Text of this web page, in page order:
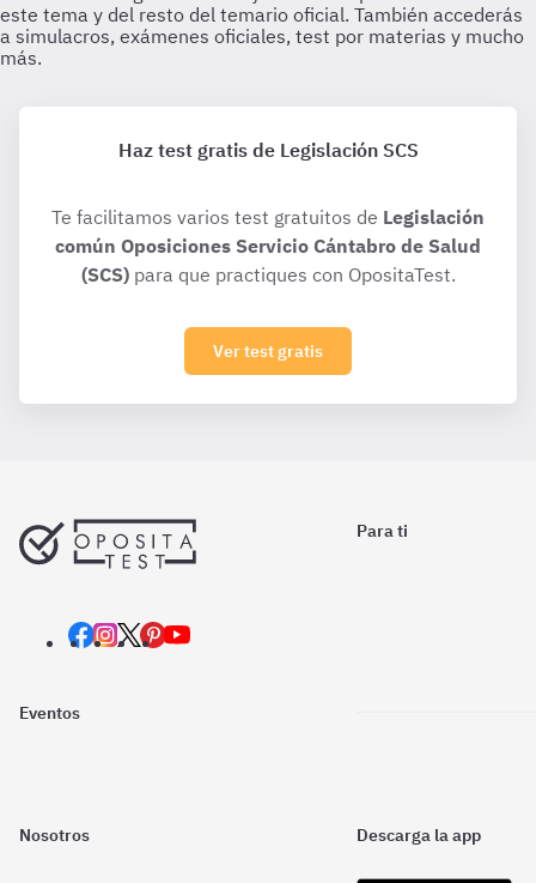
Haz test gratis de Legislación SCS
Te facilitamos varios test gratuitos de Legislación
común Oposiciones Servicio Cántabro de Salud
(SCS)para que practiques con OpositaTest.
Ver test gratis
Para ti
Eventos
Nosotros Descarga la app